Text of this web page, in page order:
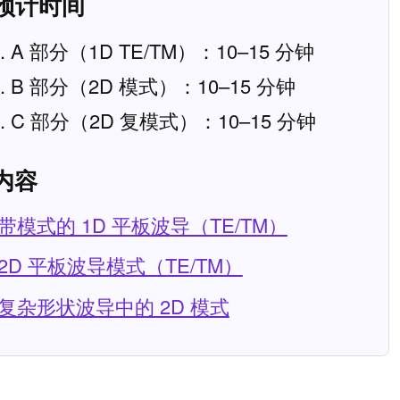
计时间
A 部分（1D TE/TM）：10–15 分钟
B 部分（2D 模式）：10–15 分钟
C 部分（2D 复模式）：10–15 分钟
容
模式的 1D 平板波导（TE/TM）
平板波导模式（TE/TM）
杂形状波导中的 2D 模式